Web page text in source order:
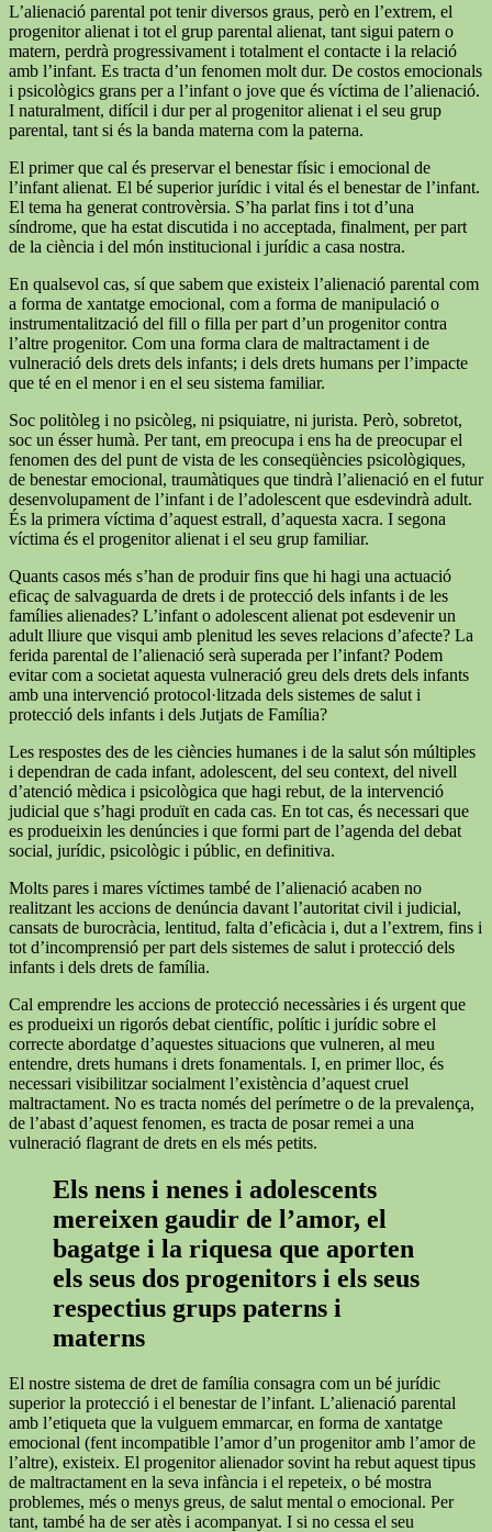
L’alienació parental pot tenir diversos graus, però en l’extrem, el
progenitor alienat i tot el grup parental alienat, tant sigui patern o
matern, perdrà progressivament i totalment el contacte i la relació
amb l’infant. Es tracta d’un fenomen molt dur. De costos emocionals
i psicològics grans per a l’infant o jove que és víctima de l’alienació.
I naturalment, difícil i dur per al progenitor alienat i el seu grup
parental, tant si és la banda materna com la paterna.
El primer que cal és preservar el benestar físic i emocional de
l’infant alienat. El bé superior jurídic i vital és el benestar de l’infant.
El tema ha generat controvèrsia. S’ha parlat fins i tot d’una
síndrome, que ha estat discutida i no acceptada, finalment, per part
de la ciència i del món institucional i jurídic a casa nostra.
En qualsevol cas, sí que sabem que existeix l’alienació parental com
a forma de xantatge emocional, com a forma de manipulació o
instrumentalització del fill o filla per part d’un progenitor contra
l’altre progenitor. Com una forma clara de maltractament i de
vulneració dels drets dels infants; i dels drets humans per l’impacte
que té en el menor i en el seu sistema familiar.
Soc politòleg i no psicòleg, ni psiquiatre, ni jurista. Però, sobretot,
soc un ésser humà. Per tant, em preocupa i ens ha de preocupar el
fenomen des del punt de vista de les conseqüències psicològiques,
de benestar emocional, traumàtiques que tindrà l’alienació en el futur
desenvolupament de l’infant i de l’adolescent que esdevindrà adult.
És la primera víctima d’aquest estrall, d’aquesta xacra. I segona
víctima és el progenitor alienat i el seu grup familiar.
Quants casos més s’han de produir fins que hi hagi una actuació
eficaç de salvaguarda de drets i de protecció dels infants i de les
famílies alienades? L’infant o adolescent alienat pot esdevenir un
adult lliure que visqui amb plenitud les seves relacions d’afecte? La
ferida parental de l’alienació serà superada per l’infant? Podem
evitar com a societat aquesta vulneració greu dels drets dels infants
amb una intervenció protocol·litzada dels sistemes de salut i
protecció dels infants i dels Jutjats de Família?
Les respostes des de les ciències humanes i de la salut són múltiples
i dependran de cada infant, adolescent, del seu context, del nivell
d’atenció mèdica i psicològica que hagi rebut, de la intervenció
judicial que s’hagi produït en cada cas. En tot cas, és necessari que
es produeixin les denúncies i que formi part de l’agenda del debat
social, jurídic, psicològic i públic, en definitiva.
Molts pares i mares víctimes també de l’alienació acaben no
realitzant les accions de denúncia davant l’autoritat civil i judicial,
cansats de burocràcia, lentitud, falta d’eficàcia i, dut a l’extrem, fins i
tot d’incomprensió per part dels sistemes de salut i protecció dels
infants i dels drets de família.
Cal emprendre les accions de protecció necessàries i és urgent que
es produeixi un rigorós debat científic, polític i jurídic sobre el
correcte abordatge d’aquestes situacions que vulneren, al meu
entendre, drets humans i drets fonamentals. I, en primer lloc, és
necessari visibilitzar socialment l’existència d’aquest cruel
maltractament. No es tracta només del perímetre o de la prevalença,
de l’abast d’aquest fenomen, es tracta de posar remei a una
vulneració flagrant de drets en els més petits.
Els nens i nenes i adolescents
mereixen gaudir de l’amor, el
bagatge i la riquesa que aporten
els seus dos progenitors i els seus
respectius grups paterns i
materns
El nostre sistema de dret de família consagra com un bé jurídic
superior la protecció i el benestar de l’infant. L’alienació parental
amb l’etiqueta que la vulguem emmarcar, en forma de xantatge
emocional (fent incompatible l’amor d’un progenitor amb l’amor de
l’altre), existeix. El progenitor alienador sovint ha rebut aquest tipus
de maltractament en la seva infància i el repeteix, o bé mostra
problemes, més o menys greus, de salut mental o emocional. Per
tant, també ha de ser atès i acompanyat. I si no cessa el seu